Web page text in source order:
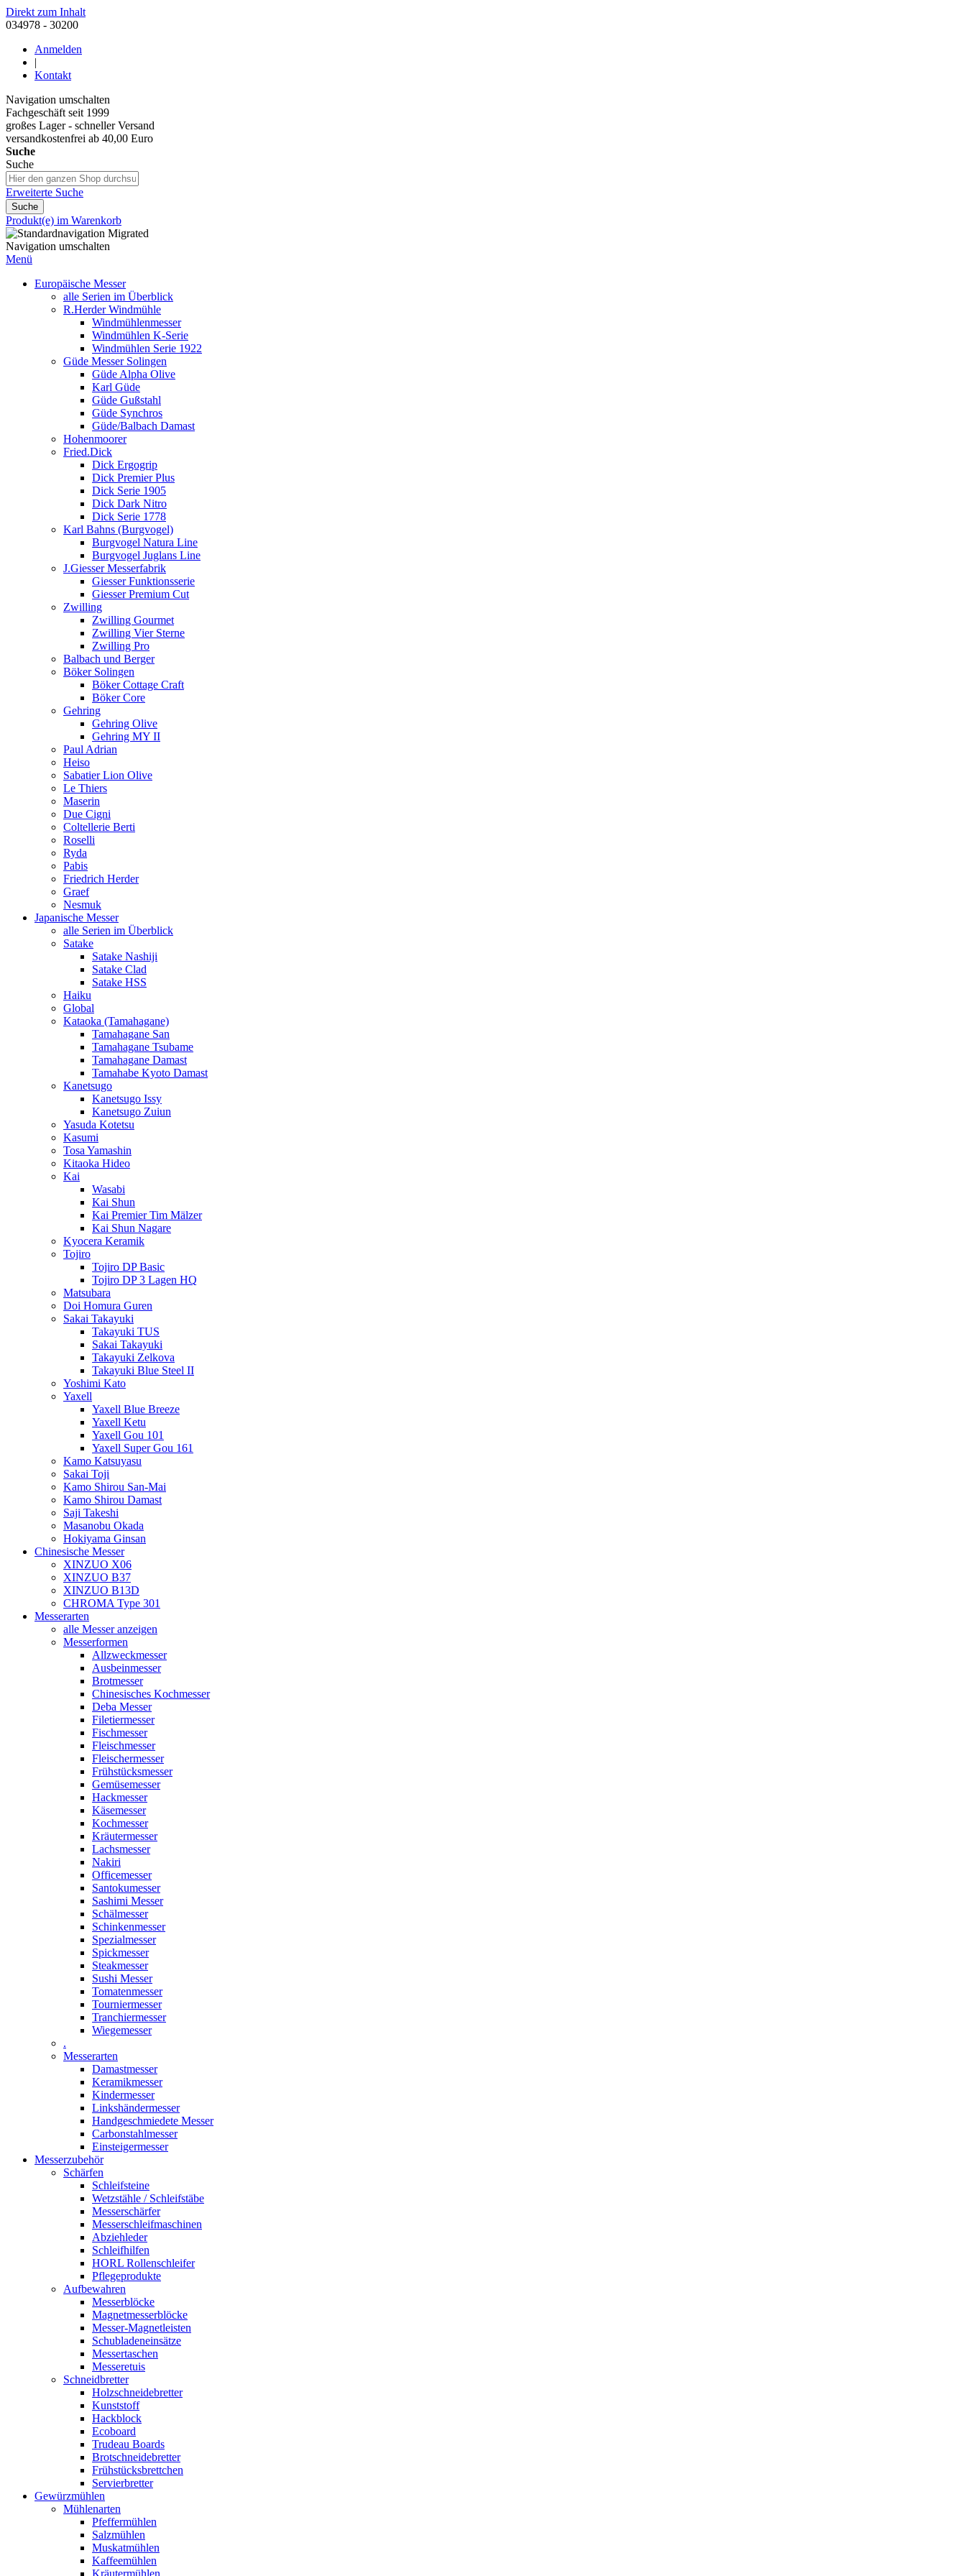
Direkt zum Inhalt
034978 - 30200
Anmelden
|
Kontakt
Navigation umschalten
Fachgeschäft seit 1999
großes Lager - schneller Versand
versandkostenfrei ab 40,00 Euro
Suche
Suche
Erweiterte Suche
Suche
Produkt(e) im Warenkorb
Navigation umschalten
Menü
Europäische Messer
alle Serien im Überblick
R.Herder Windmühle
Windmühlenmesser
Windmühlen K-Serie
Windmühlen Serie 1922
Güde Messer Solingen
Güde Alpha Olive
Karl Güde
Güde Gußstahl
Güde Synchros
Güde/Balbach Damast
Hohenmoorer
Fried.Dick
Dick Ergogrip
Dick Premier Plus
Dick Serie 1905
Dick Dark Nitro
Dick Serie 1778
Karl Bahns (Burgvogel)
Burgvogel Natura Line
Burgvogel Juglans Line
J.Giesser Messerfabrik
Giesser Funktionsserie
Giesser Premium Cut
Zwilling
Zwilling Gourmet
Zwilling Vier Sterne
Zwilling Pro
Balbach und Berger
Böker Solingen
Böker Cottage Craft
Böker Core
Gehring
Gehring Olive
Gehring MY II
Paul Adrian
Heiso
Sabatier Lion Olive
Le Thiers
Maserin
Due Cigni
Coltellerie Berti
Roselli
Ryda
Pabis
Friedrich Herder
Graef
Nesmuk
Japanische Messer
alle Serien im Überblick
Satake
Satake Nashiji
Satake Clad
Satake HSS
Haiku
Global
Kataoka (Tamahagane)
Tamahagane San
Tamahagane Tsubame
Tamahagane Damast
Tamahabe Kyoto Damast
Kanetsugo
Kanetsugo Issy
Kanetsugo Zuiun
Yasuda Kotetsu
Kasumi
Tosa Yamashin
Kitaoka Hideo
Kai
Wasabi
Kai Shun
Kai Premier Tim Mälzer
Kai Shun Nagare
Kyocera Keramik
Tojiro
Tojiro DP Basic
Tojiro DP 3 Lagen HQ
Matsubara
Doi Homura Guren
Sakai Takayuki
Takayuki TUS
Sakai Takayuki
Takayuki Zelkova
Takayuki Blue Steel II
Yoshimi Kato
Yaxell
Yaxell Blue Breeze
Yaxell Ketu
Yaxell Gou 101
Yaxell Super Gou 161
Kamo Katsuyasu
Sakai Toji
Kamo Shirou San-Mai
Kamo Shirou Damast
Saji Takeshi
Masanobu Okada
Hokiyama Ginsan
Chinesische Messer
XINZUO X06
XINZUO B37
XINZUO B13D
CHROMA Type 301
Messerarten
alle Messer anzeigen
Messerformen
Allzweckmesser
Ausbeinmesser
Brotmesser
Chinesisches Kochmesser
Deba Messer
Filetiermesser
Fischmesser
Fleischmesser
Fleischermesser
Frühstücksmesser
Gemüsemesser
Hackmesser
Käsemesser
Kochmesser
Kräutermesser
Lachsmesser
Nakiri
Officemesser
Santokumesser
Sashimi Messer
Schälmesser
Schinkenmesser
Spezialmesser
Spickmesser
Steakmesser
Sushi Messer
Tomatenmesser
Tourniermesser
Tranchiermesser
Wiegemesser
.
Messerarten
Damastmesser
Keramikmesser
Kindermesser
Linkshändermesser
Handgeschmiedete Messer
Carbonstahlmesser
Einsteigermesser
Messerzubehör
Schärfen
Schleifsteine
Wetzstähle / Schleifstäbe
Messerschärfer
Messerschleifmaschinen
Abziehleder
Schleifhilfen
HORL Rollenschleifer
Pflegeprodukte
Aufbewahren
Messerblöcke
Magnetmesserblöcke
Messer-Magnetleisten
Schubladeneinsätze
Messertaschen
Messeretuis
Schneidbretter
Holzschneidebretter
Kunststoff
Hackblock
Ecoboard
Trudeau Boards
Brotschneidebretter
Frühstücksbrettchen
Servierbretter
Gewürzmühlen
Mühlenarten
Pfeffermühlen
Salzmühlen
Muskatmühlen
Kaffeemühlen
Kräutermühlen